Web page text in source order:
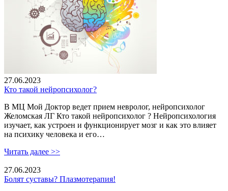
27.06.2023
Кто такой нейропсихолог?
В МЦ Мой Доктор ведет прием невролог, нейропсихолог
Желомская ЛГ Кто такой нейропсихолог ? Нейропсихология
изучает, как устроен и функционирует мозг и как это влияет
на психику человека и его…
Читать далее >>
27.06.2023
Болят суставы? Плазмотерапия!